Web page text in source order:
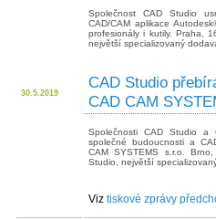
Společnost CAD Studio
CAD/CAM aplikace
profesionály i kutily. Praha,
největší specializovaný
30.5.2019
CAD Studio
CAD CAM
Společnosti CAD Studio a
společné budoucnosti a
CAM SYSTEMS s.r.o.
Studio, největší
Viz tiskové zprávy